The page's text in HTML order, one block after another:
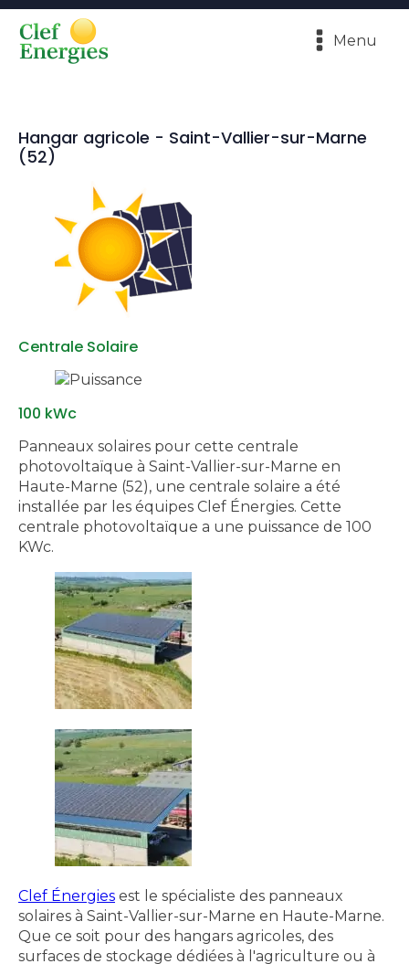
Menu
Hangar agricole - Saint-Vallier-sur-Marne
(52)
Centrale Solaire
100 kWc
Panneaux solaires pour cette centrale
photovoltaïque à Saint-Vallier-sur-Marne en
Haute-Marne (52), une centrale solaire a été
installée par les équipes Clef Énergies. Cette
centrale photovoltaïque a une puissance de 100
KWc.
Clef Énergies est le spécialiste des panneaux
solaires à Saint-Vallier-sur-Marne en Haute-Marne.
Que ce soit pour des hangars agricoles, des
surfaces de stockage dédiées à l'agriculture ou à